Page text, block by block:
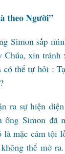
theo Người”
Simon sấp
xin tránh
thể tự hỏi :
ra sự hiện
ông Simon đã
là mặc cảm tội
thể mở